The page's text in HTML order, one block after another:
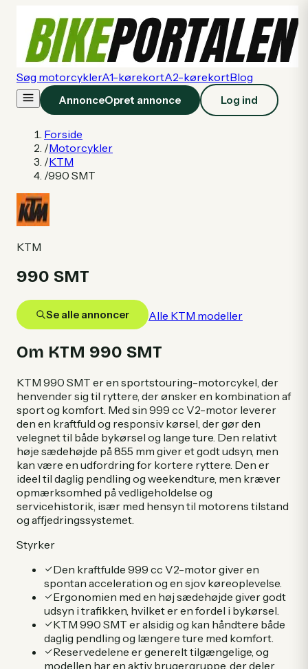
Søg motorcyklerA1-kørekortA2-kørekortBlog
AnnonceOpret annonce Log ind
Forside
/Motorcykler
/KTM
/990 SMT
KTM
990 SMT
Se alle annoncer Alle KTM modeller
Om KTM 990 SMT
KTM 990 SMT er en sportstouring-motorcykel, der
henvender sig til ryttere, der ønsker en kombination af
sport og komfort. Med sin 999 cc V2-motor leverer
den en kraftfuld og responsiv kørsel, der gør den
velegnet til både bykørsel og lange ture. Den relativt
høje sædehøjde på 855 mm giver et godt udsyn, men
kan være en udfordring for kortere ryttere. Den er
ideel til daglig pendling og weekendture, men kræver
opmærksomhed på vedligeholdelse og
servicehistorik, især med hensyn til motorens tilstand
og affjedringssystemet.
Styrker
Den kraftfulde 999 cc V2-motor giver en
spontan acceleration og en sjov køreoplevelse.
Ergonomien med en høj sædehøjde giver godt
udsyn i trafikken, hvilket er en fordel i bykørsel.
KTM 990 SMT er alsidig og kan håndtere både
daglig pendling og længere ture med komfort.
Reservedelene er generelt tilgængelige, og
modellen har en aktiv brugergruppe, der deler